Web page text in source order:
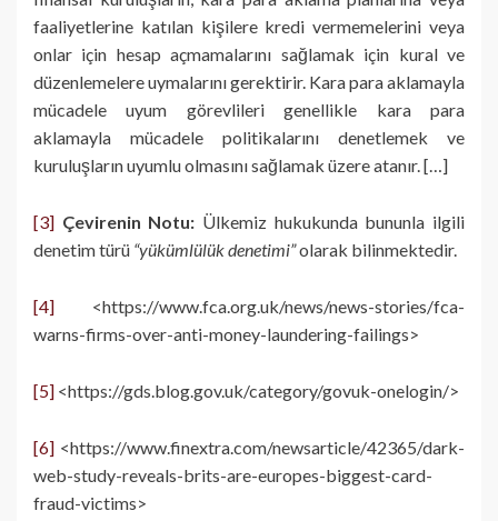
faaliyetlerine katılan kişilere kredi vermemelerini veya
onlar için hesap açmamalarını sağlamak için kural ve
düzenlemelere uymalarını gerektirir. Kara para aklamayla
mücadele uyum görevlileri genellikle kara para
aklamayla mücadele politikalarını denetlemek ve
kuruluşların uyumlu olmasını sağlamak üzere atanır. […]
[3] Çevirenin Notu: Ülkemiz hukukunda bununla ilgili
denetim türü “yükümlülük denetimi”olarak bilinmektedir.
[4] <https://www.fca.org.uk/news/news-stories/fca-
warns-firms-over-anti-money-laundering-failings>
[5] <https://gds.blog.gov.uk/category/govuk-onelogin/>
[6] <https://www.finextra.com/newsarticle/42365/dark-
web-study-reveals-brits-are-europes-biggest-card-
fraud-victims>